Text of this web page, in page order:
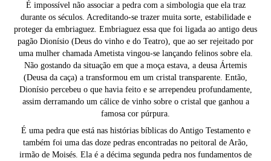
É impossível não associar a pedra com a simbologia que ela traz
durante os séculos. Acreditando-se trazer muita sorte, estabilidade e
proteger da embriaguez. Embriaguez essa que foi ligada ao antigo deus
pagão Dionísio (Deus do vinho e do Teatro), que ao ser rejeitado por
uma mulher chamada Ametista vingou-se lançando felinos sobre ela.
Não gostando da situação em que a moça estava, a deusa Ártemis
(Deusa da caça) a transformou em um cristal transparente. Então,
Dionísio percebeu o que havia feito e se arrependeu profundamente,
assim derramando um cálice de vinho sobre o cristal que ganhou a
famosa cor púrpura.
É uma pedra que está nas histórias bíblicas do Antigo Testamento e
também foi uma das doze pedras encontradas no peitoral de Arão,
irmão de Moisés. Ela é a décima segunda pedra nos fundamentos de